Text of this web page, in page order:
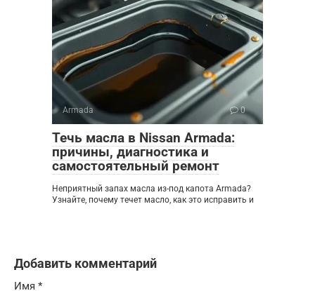
Armada 0
Течь масла в Nissan Armada:
причины, диагностика и
самостоятельный ремонт
Неприятный запах масла из-под капота Armada?
Узнайте, почему течет масло, как это исправить и
Добавить комментарий
Имя *